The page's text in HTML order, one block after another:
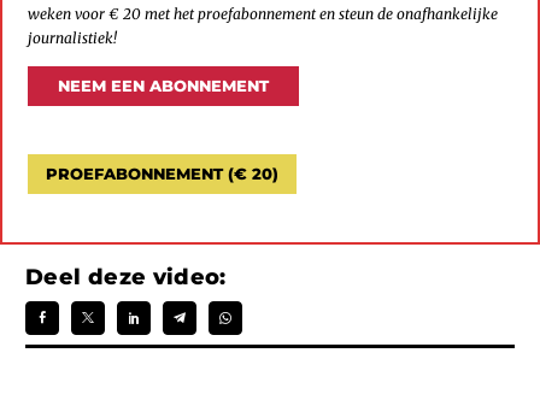
weken voor € 20 met het proefabonnement en steun de onafhankelijke
journalistiek!
NEEM EEN ABONNEMENT
PROEFABONNEMENT (€ 20)
Deel deze video: